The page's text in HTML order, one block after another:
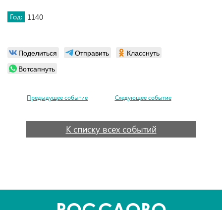
Год: 1140
Поделиться Отправить
Класснуть
Вотсапнуть
Предыдущее событие Следующее событие
К списку всех событий